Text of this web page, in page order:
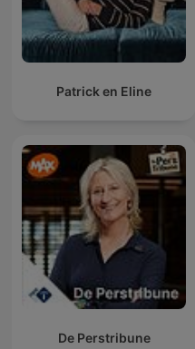
Patrick en Eline
De Perstribune